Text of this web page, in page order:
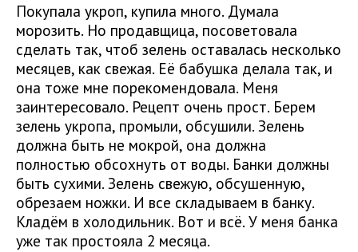
Покупала укроп, купила много. Думала
морозить. Но продавщица, посоветовала
сделать так, чтоб зелень оставалась несколько
месяцев, как свежая. Её бабушка делала так, и
она тоже мне порекомендовала. Меня
заинтересовало. Рецепт очень прост. Берем
зелень укропа, промыли, обсушили. Зелень
должна быть не мокрой, она должна
полностью обсохнуть от воды. Банки должны
быть сухими. Зелень свежую, обсушенную,
обрезаем ножки. И все складываем в банку.
Кладём в холодильник. Вот и всё. У меня банка
уже так простояла 2 месяца.